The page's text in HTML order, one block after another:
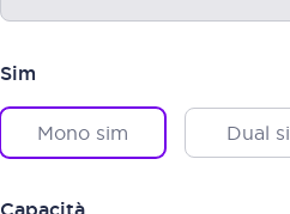
Sim
Mono sim Dual